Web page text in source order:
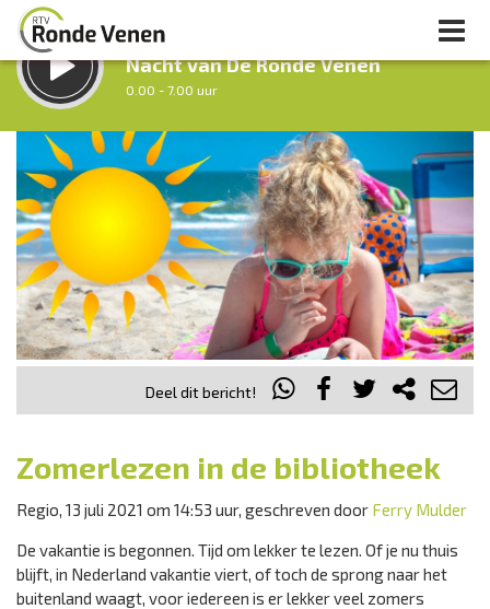
LUISTER LIVE:
Nacht van De Ronde Venen
0.00 - 7.00 uur
STRAKS:
Ochtendronde
7.00 - 12.00 uur
Vorig uur
uur 1 van 0 Volgend uur
Inklappen
Deel dit bericht!
Zomerlezen in de bibliotheek
Regio, 13 juli 2021 om 14:53 uur, geschreven door Ferry Mulder
De vakantie is begonnen. Tijd om lekker te lezen. Of je nu thuis
blijft, in Nederland vakantie viert, of toch de sprong naar het
buitenland waagt, voor iedereen is er lekker veel zomers